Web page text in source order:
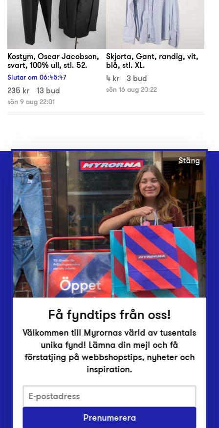
Kostym, Oscar Jacobson,
svart, 100% ull, stl. 52.
Slutar om 06:45:47
235 kr 13 bud
sön 9 aug 22:01
Skjorta, Gant, randig, vit,
blå, stl. XL.
4 kr
3 bud
sön 16 aug 20:22
Webbshop
Butiker
Lämna in
Vårt överskott
Inlämningsplatser
Om Myrorna
Lediga jobb
Pressrum
Integritetsskyddspolicy
Har du frågor om onlineköp, leverans eller retur?
Stäng
Få fyndtips från oss!
Välkommen till Myrornas värld av tusentals
unika fynd! Lämna din mejl och få
förstatjing på webbshopstips, nyheter och
inspiration.
Prenumerera